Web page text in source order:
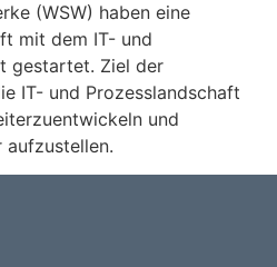
(WSW) haben eine
mit dem IT- und
gestartet. Ziel der
IT- und Prozesslandschaft
und